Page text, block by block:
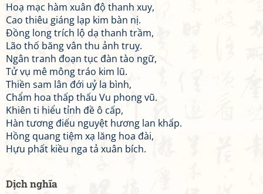
Hoạ mạc hàm xuân độ thanh xuy,
Cao thiêu giáng lạp kim bàn nị.
Đồng long trích lộ dạ thanh trầm,
Lão thố băng vân thu ảnh truỵ.
Ngân tranh đoạn tục đàn tào ngữ,
Tử vụ mê mông tráo kim lũ.
Thiền sam lân đới uỷ la bình,
Chẩm hoa thấp thấu Vu phong vũ.
Khiên ti hiểu tỉnh đề ô cấp,
Hàn tương điếu nguyệt hương lan khấp.
Hồng quang tiệm xạ lăng hoa đài,
Hựu phất kiều nga tả xuân bích.
Dịch nghĩa